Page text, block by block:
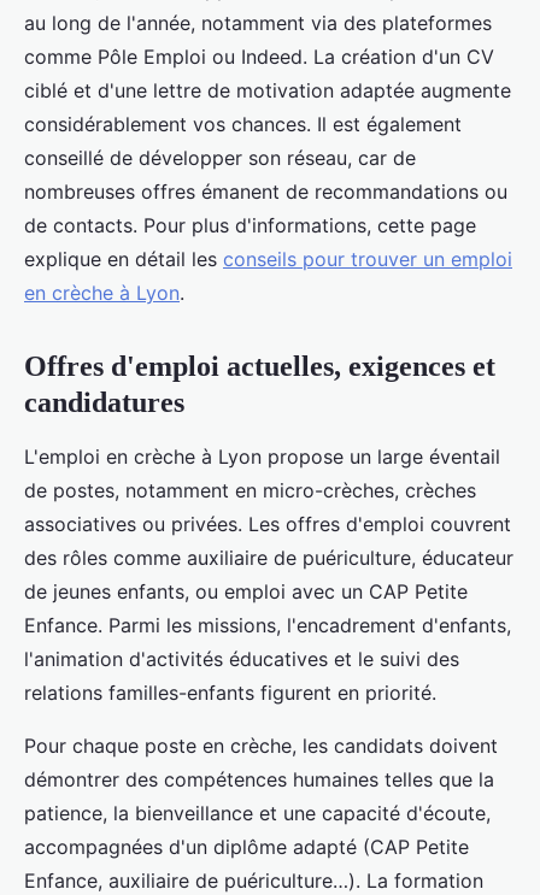
au long de l'année, notamment via des plateformes
comme Pôle Emploi ou Indeed. La création d'un CV
ciblé et d'une lettre de motivation adaptée augmente
considérablement vos chances. Il est également
conseillé de développer son réseau, car de
nombreuses offres émanent de recommandations ou
de contacts. Pour plus d'informations, cette page
explique en détail les conseils pour trouver un emploi
en crèche à Lyon.
Offres d'emploi actuelles, exigences et
candidatures
L'emploi en crèche à Lyon propose un large éventail
de postes, notamment en micro-crèches, crèches
associatives ou privées. Les offres d'emploi couvrent
des rôles comme auxiliaire de puériculture, éducateur
de jeunes enfants, ou emploi avec un CAP Petite
Enfance. Parmi les missions, l'encadrement d'enfants,
l'animation d'activités éducatives et le suivi des
relations familles-enfants figurent en priorité.
Pour chaque poste en crèche, les candidats doivent
démontrer des compétences humaines telles que la
patience, la bienveillance et une capacité d'écoute,
accompagnées d'un diplôme adapté (CAP Petite
Enfance, auxiliaire de puériculture…). La formation